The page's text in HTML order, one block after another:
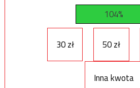
104%
30 zł 50 zł
Inna kwota